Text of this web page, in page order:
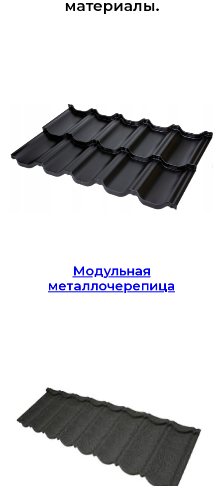
материалы.
Модульная
металлочерепица